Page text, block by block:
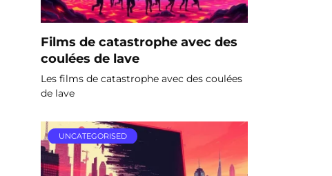
Films de catastrophe avec des
coulées de lave
Les films de catastrophe avec des coulées
de lave
UNCATEGORISED